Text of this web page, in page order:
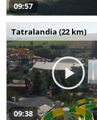
09:57
Tatralandia (22 km)
09:38